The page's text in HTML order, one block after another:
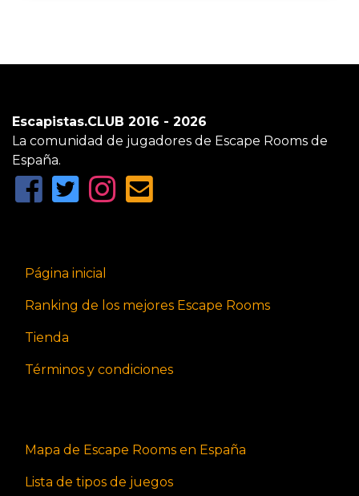
Escapistas.CLUB 2016 - 2026
La comunidad de jugadores de Escape Rooms de
España.
Página inicial
Ranking de los mejores Escape Rooms
Tienda
Términos y condiciones
Mapa de Escape Rooms en España
Lista de tipos de juegos